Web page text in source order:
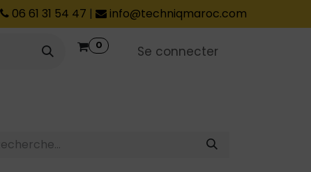
06 61 31 54 47 | info@techniqmaroc.com
0 Se connecter